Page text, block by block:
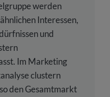
werden
Interessen,
und
Im Marketing
clustern
den Gesamtmarkt